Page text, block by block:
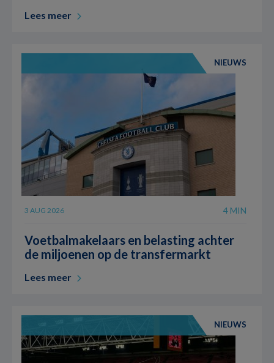
Lees meer
NIEUWS
3 AUG 2026 4 MIN
Voetbalmakelaars en belasting achter
de miljoenen op de transfermarkt
Lees meer
NIEUWS